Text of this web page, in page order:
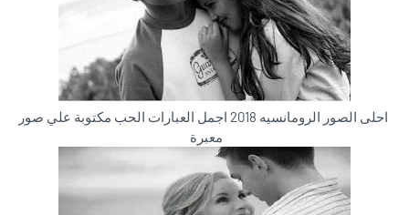
احلى الصور الرومانسيه 2018 اجمل العبارات الحب مكتوبة علي صور
معبرة